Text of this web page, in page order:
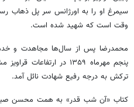
سیمرغ او را به اورژانس سر پل ذهاب
وقت است که شهید شده است.
محمدرضا پس از سال‌ها مجاهدت و
پنجم مهرماه ۱۳۵۹ در
ترکش به درجه رفیع شهادت نائل آمد.
کتاب «آن شب قدر» به همت محسن